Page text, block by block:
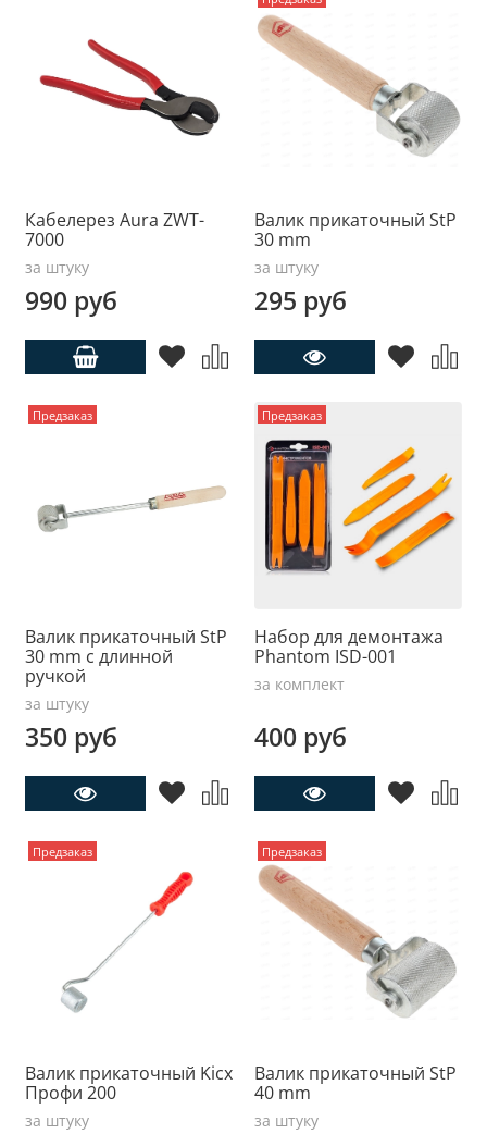
Кабелерез Aura ZWT-
7000
за штуку
990 руб
Валик прикаточный StP
30 mm
за штуку
295 руб
Предзаказ
Валик прикаточный StP
30 mm с длинной
ручкой
за штуку
350 руб
Предзаказ
Набор для демонтажа
Phantom ISD-001
за комплект
400 руб
Предзаказ
Валик прикаточный Kicx
Профи 200
за штуку
Предзаказ
Валик прикаточный StP
40 mm
за штуку